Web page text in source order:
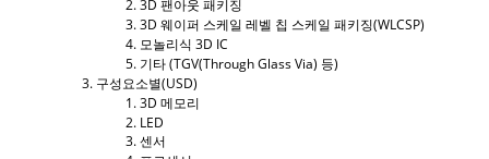
3D 팬아웃 패키징
3D 웨이퍼 스케일 레벨 칩 스케일 패키징(WLCSP)
모놀리식 3D IC
기타 (TGV(Through Glass Via) 등)
구성요소별(USD)
3D 메모리
LED
센서